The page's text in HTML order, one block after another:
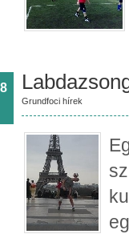
Grundfoci hírek